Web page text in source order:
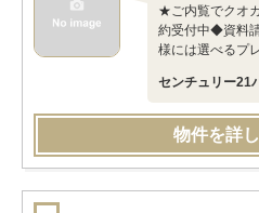
★ご内覧でクオ
約受付中◆資料
様には選べるプ
センチュリー21
物件を詳